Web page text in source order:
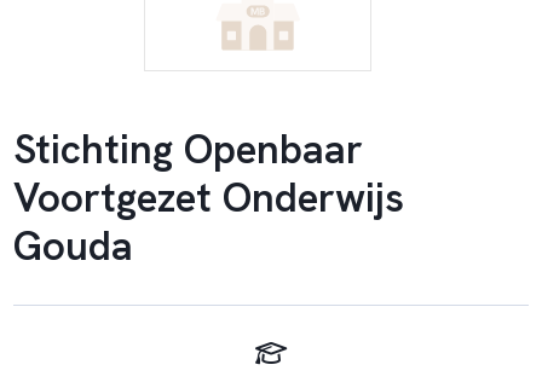
Stichting Openbaar
Voortgezet Onderwijs
Gouda